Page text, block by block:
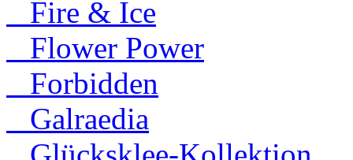
Fire & Ice
Flower Power
Forbidden
Galraedia